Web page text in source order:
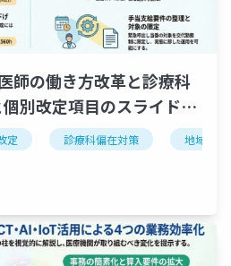
師の働き方改革と診療科
別改定項目のスライド解
定 診療科偏在対策 地域医療